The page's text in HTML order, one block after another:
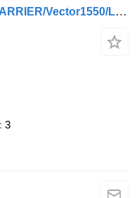
Schmitz Cargobull SCB*S3B/CARRIER/Vector1550/LBW/BÄR/2347h/13,4m
3